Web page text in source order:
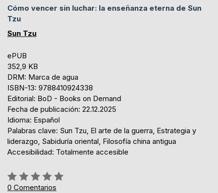
Cómo vencer sin luchar: la enseñanza eterna de Sun
Tzu
Sun Tzu
ePUB
352,9 KB
DRM: Marca de agua
ISBN-13: 9788410924338
Editorial: BoD - Books on Demand
Fecha de publicación: 22.12.2025
Idioma: Español
Palabras clave: Sun Tzu, El arte de la guerra, Estrategia y
liderazgo, Sabiduría oriental, Filosofía china antigua
Accesibilidad: Totalmente accesible
Rating:
0%
0 Comentarios